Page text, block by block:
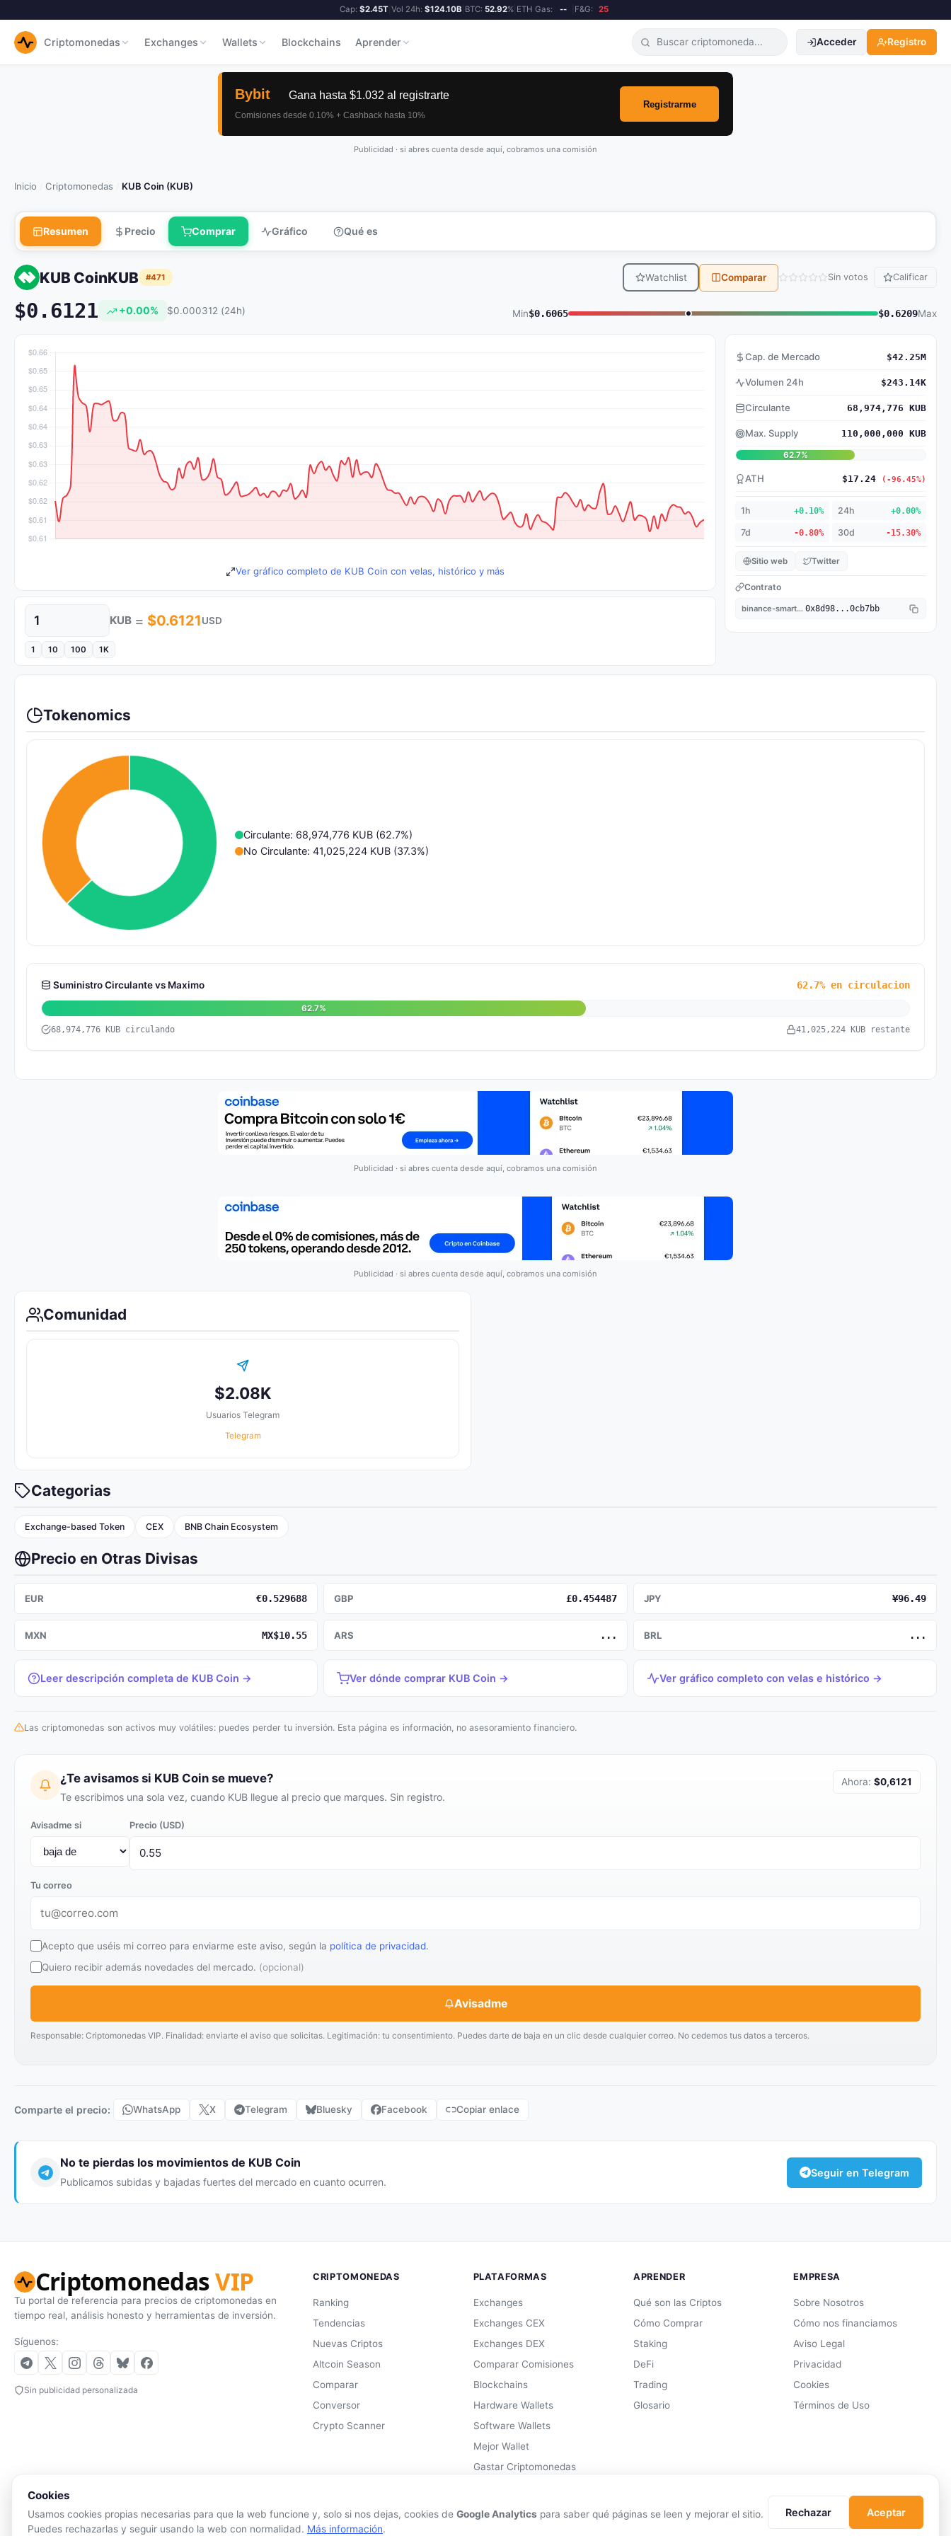
Cap: $2.45T| Vol 24h: $124.10B| BTC: 52.92%| ETH Gas: -- F&G: 25
Criptomonedas Exchanges Wallets Blockchains Aprender Acceder Registro
Publicidad · si abres cuenta desde aquí, cobramos una comisión
Inicio Criptomonedas KUB Coin (KUB)
Resumen Precio Comprar Gráfico Qué es
KUB CoinKUB #471 Watchlist Comparar Sin votos Calificar
$0.6121 +0.00% $0.000312 (24h) Min$0.6065 $0.6209Max
Ver gráfico completo de KUB Coin con velas, histórico y más
Cantidad KUB = $0.6121USD
1 10 100 1K
Cap. de Mercado $42.25M
Volumen 24h $243.14K
Circulante 68,974,776 KUB
Max. Supply 110,000,000 KUB
62.7%
ATH $17.24 (-96.45%)
1h +0.10% 24h +0.00%
7d -0.80% 30d -15.30%
Sitio web Twitter
Contrato
binance-smart-chain 0x8d98...0cb7bb
Tokenomics
Circulante: 68,974,776 KUB (62.7%)
No Circulante: 41,025,224 KUB (37.3%)
Suministro Circulante vs Maximo 62.7% en circulacion
62.7%
68,974,776 KUB circulando 41,025,224 KUB restante
Publicidad · si abres cuenta desde aquí, cobramos una comisión
Publicidad · si abres cuenta desde aquí, cobramos una comisión
Comunidad
$2.08K
Usuarios Telegram
Telegram
Categorias
Exchange-based Token CEX BNB Chain Ecosystem
Precio en Otras Divisas
EUR €0.529688 GBP £0.454487 JPY ¥96.49
MXN MX$10.55 ARS ... BRL ...
Leer descripción completa de KUB Coin → Ver dónde comprar KUB Coin → Ver gráfico completo con velas e histórico →
Las criptomonedas son activos muy volátiles: puedes perder tu inversión. Esta página es información, no asesoramiento financiero.
¿Te avisamos si KUB Coin se mueve?
Te escribimos una sola vez, cuando KUB llegue al precio que marques. Sin registro.
Ahora: $0,6121
Avisadme si Precio (USD)
Tu correo
Acepto que uséis mi correo para enviarme este aviso, según la política de privacidad.
Quiero recibir además novedades del mercado. (opcional)
Avisadme
Responsable: Criptomonedas VIP. Finalidad: enviarte el aviso que solicitas. Legitimación: tu consentimiento. Puedes darte de baja en un clic desde cualquier correo. No cedemos tus datos a terceros.
Comparte el precio: WhatsApp X Telegram Bluesky Facebook Copiar enlace
No te pierdas los movimientos de KUB Coin
Publicamos subidas y bajadas fuertes del mercado en cuanto ocurren.
Seguir en Telegram
CriptomonedasVIP
Tu portal de referencia para precios de criptomonedas en
tiempo real, análisis honesto y herramientas de inversión.
Síguenos:
Sin publicidad personalizada
CRIPTOMONEDAS
Ranking
Tendencias
Nuevas Criptos
Altcoin Season
Comparar
Conversor
Crypto Scanner
PLATAFORMAS
Exchanges
Exchanges CEX
Exchanges DEX
Comparar Comisiones
Blockchains
Hardware Wallets
Software Wallets
Mejor Wallet
Gastar Criptomonedas
APRENDER
Qué son las Criptos
Cómo Comprar
Staking
DeFi
Trading
Glosario
EMPRESA
Sobre Nosotros
Cómo nos financiamos
Aviso Legal
Privacidad
Cookies
Términos de Uso
© 2026 Criptomonedas VIP. Todos los derechos reservados. La información proporcionada no constituye asesoramiento financiero. Las criptomonedas son activos
Cookies
Usamos cookies propias necesarias para que la web funcione y, solo si nos dejas, cookies de Google Analytics para saber qué páginas se leen y mejorar el sitio.
Puedes rechazarlas y seguir usando la web con normalidad. Más información.
Rechazar Aceptar